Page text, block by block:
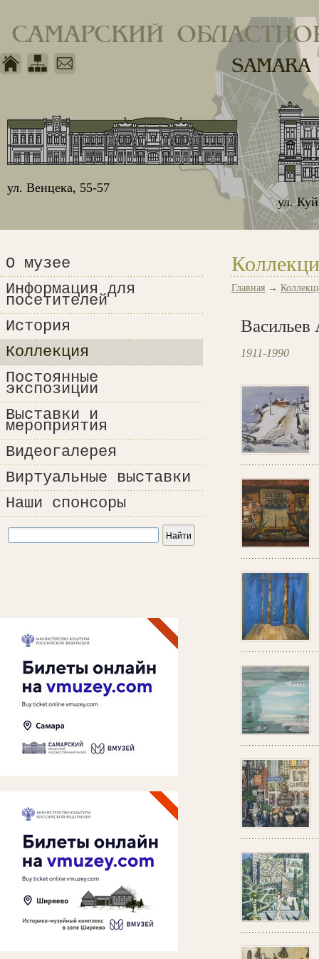
САМАРСКИЙ
ул.
ул. Венцека, 55-57
О музее
Информация для
посетителей
История
Коллекция
Постоянные
экспозиции
Выставки и
мероприятия
Видеогалерея
Виртуальные выставки
Наши спонсоры
Главная →
1911-1990